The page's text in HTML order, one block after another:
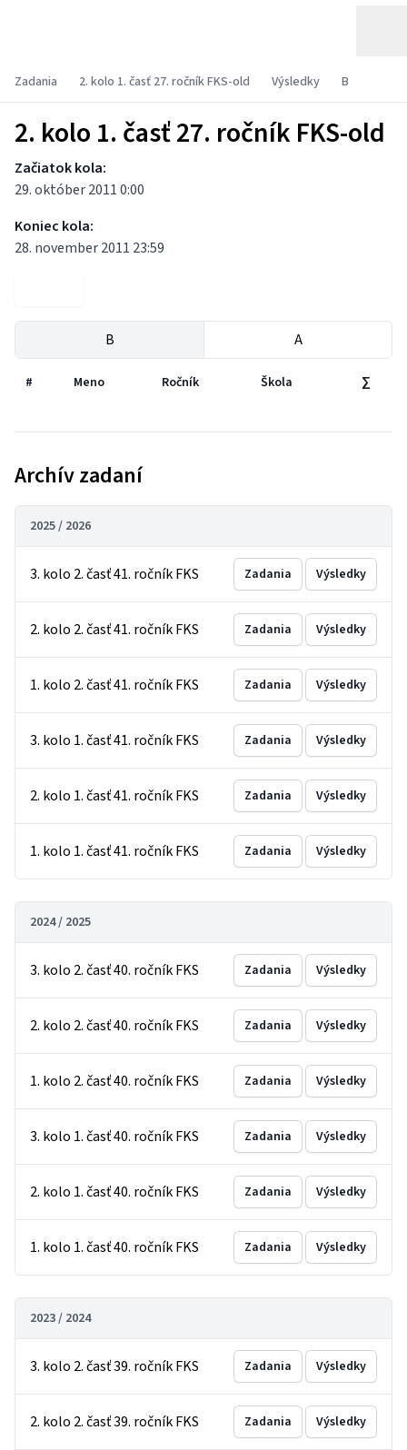
Zadania 2. kolo 1. časť 27. ročník FKS-old Výsledky B
2. kolo 1. časť 27. ročník FKS-old
Začiatok kola:
29. október 2011 0:00
Koniec kola:
28. november 2011 23:59
B A
# Meno Ročník Škola ∑
Archív zadaní
2025 / 2026
3. kolo 2. časť 41. ročník FKS Zadania Výsledky
2. kolo 2. časť 41. ročník FKS Zadania Výsledky
1. kolo 2. časť 41. ročník FKS Zadania Výsledky
3. kolo 1. časť 41. ročník FKS Zadania Výsledky
2. kolo 1. časť 41. ročník FKS Zadania Výsledky
1. kolo 1. časť 41. ročník FKS Zadania Výsledky
2024 / 2025
3. kolo 2. časť 40. ročník FKS Zadania Výsledky
2. kolo 2. časť 40. ročník FKS Zadania Výsledky
1. kolo 2. časť 40. ročník FKS Zadania Výsledky
3. kolo 1. časť 40. ročník FKS Zadania Výsledky
2. kolo 1. časť 40. ročník FKS Zadania Výsledky
1. kolo 1. časť 40. ročník FKS Zadania Výsledky
2023 / 2024
3. kolo 2. časť 39. ročník FKS Zadania Výsledky
2. kolo 2. časť 39. ročník FKS Zadania Výsledky